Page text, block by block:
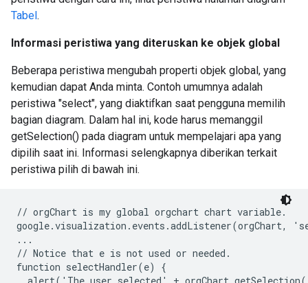
Tabel.
Informasi peristiwa yang diteruskan ke objek global
Beberapa peristiwa mengubah properti objek global, yang
kemudian dapat Anda minta. Contoh umumnya adalah
peristiwa "select", yang diaktifkan saat pengguna memilih
bagian diagram. Dalam hal ini, kode harus memanggil
getSelection() pada diagram untuk mempelajari apa yang
dipilih saat ini. Informasi selengkapnya diberikan terkait
peristiwa pilih di bawah ini.
// orgChart is my global orgchart chart variable.
google.visualization.events.addListener(orgChart,
...
// Notice that e is not used or needed.
function selectHandler(e) {